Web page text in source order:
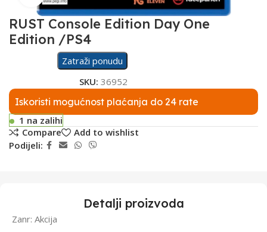
RUST Console Edition Day One
Edition /PS4
Zatraži ponudu
SKU: 36952
Iskoristi mogućnost plaćanja do 24 rate
1 na zalihi
Compare
Add to wishlist
Podijeli:
Detalji proizvoda
Zanr: Akcija